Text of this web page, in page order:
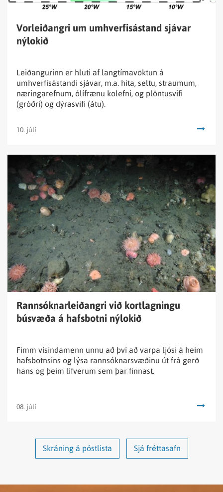
10. júlí
Vorleiðangri um umhverfisástand sjávar
nýlokið
Leiðangurinn er hluti af langtímavöktun á
umhverfisástandi sjávar, m.a. hita, seltu, straumum,
næringarefnum, ólífrænu kolefni, og plöntusvifi
(gróðri) og dýrasvifi (átu).
08. júlí
Rannsóknarleiðangri við kortlagningu
búsvæða á hafsbotni nýlokið
Fimm vísindamenn unnu að því að varpa ljósi á heim
hafsbotnsins og lýsa rannsóknarsvæðinu út frá gerð
hans og þeim lífverum sem þar finnast.
fréttina
Rannsóknarleiðangri
við
kortlagningu
búsvæða
á
hafsbotni
nýlokið
Skráning á póstlista Sjá fréttasafn